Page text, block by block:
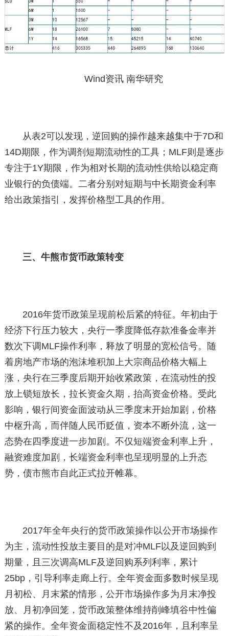
Wind资讯 南华研究
从表2可以发现，逆回购的操作越来越集中于7D和
14D期限，作为调剂短期流动性的工具；MLF则是逐步
专注于1Y期限，作为相对长期的流动性供给以稳定商
业银行的负债端。二者分别对短期与中长期资金利率
给出政策指引，发挥价格型工具的作用。
三、牛熊市货币政策转变
2016年货币政策呈现前松后紧的特征。年初由于
经济下行压力较大，央行一季度降低存款准备金率并
数次下调MLF操作利率，释放了明显的宽松信号。随
着房地产市场的泡沫堆积加上大宗商品价格大幅上
涨，央行在三季度后期开始收紧政策，在流动性的投
放上锁短放长，拉长资金久期，抬高资金价格。受此
影响，银行间资金面波动从三季度末开始加剧，价格
中枢升高，而伴随人民币贬值，资本不断外流，这一
态势在四季度进一步加剧。不仅短端资金利率上升，
融资难度加剧，长端资金利率也呈现明显的上升态
势，债市熊市自此正式拉开帷幕。
2017年全年央行的货币政策操作以公开市场操作
为主，流动性投放主要目的是对冲MLF以及逆回购到
期量，且三次调高MLF及逆回购系列利率，累计
25bp，引导利率走廊上行。全年资金面多数时候呈现
月初松、月末紧的情形，公开市场操作多为月末净投
放、月初净回笼，货币政策整体维持削峰填谷中性偏
紧的操作。全年资金面稳定性不及2016年，且利率呈